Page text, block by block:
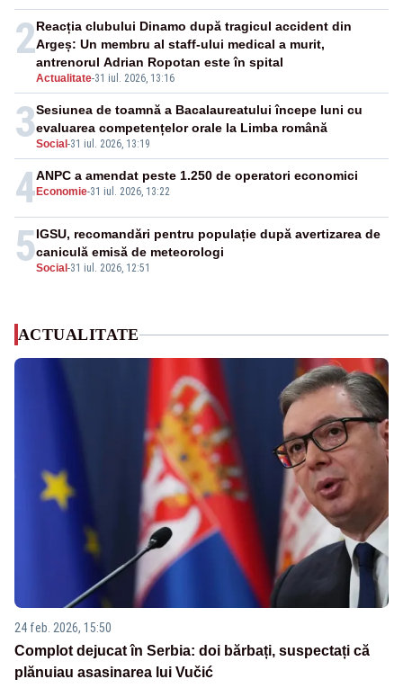
2
Actualitate-31 iul. 2026, 13:16
Reacția clubului Dinamo după tragicul accident din
Argeș: Un membru al staff-ului medical a murit,
antrenorul Adrian Ropotan este în spital
3Social -31 iul. 2026, 13:19
Sesiunea de toamnă a Bacalaureatului începe luni cu
evaluarea competențelor orale la Limba română
4 Economie-31 iul. 2026, 13:22
ANPC a amendat peste 1.250 de operatori economici
5Social -31 iul. 2026, 12:51
IGSU, recomandări pentru populație după avertizarea de
caniculă emisă de meteorologi
ACTUALITATE
24 feb. 2026, 15:50
Complot dejucat în Serbia: doi bărbați, suspectați că
plănuiau asasinarea lui Vučić